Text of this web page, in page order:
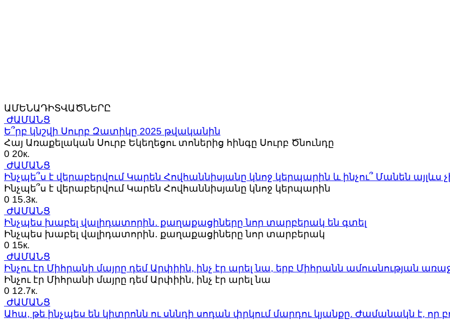
ԱՄԵՆԱԴԻՏՎԱԾՆԵՐԸ
ԺԱՄԱՆՑ
Ե՞րբ կնշվի Սուրբ Զատիկը 2025 թվականին
Հայ Առաքելական Սուրբ Եկեղեցու տոներից հինգը Սուրբ Ծնունդը
0 20к.
ԺԱՄԱՆՑ
Ինչպե՞ս է վերաբերվում Կարեն Հովհաննիսյանը կնոջ կերպարին և ինչու՞ Մանեն
Ինչպե՞ս է վերաբերվում Կարեն Հովհաննիսյանը կնոջ կերպարին
0 15.3к.
ԺԱՄԱՆՑ
Ինչպես խաբել վալիդատորին․ քաղաքացիները նոր տարբերակ են գտել
Ինչպես խաբել վալիդատորին․ քաղաքացիները նոր տարբերակ
0 15к.
ԺԱՄԱՆՑ
Ինչու էր Միհրանի մայրը դեմ Արփիին, ինչ էր արել նա, երբ Միհրանն ամուսնության
Ինչու էր Միհրանի մայրը դեմ Արփիին, ինչ էր արել նա
0 12.7к.
ԺԱՄԱՆՑ
Ահա, թե ինչպես են կիտրոնն ու սննդի սոդան փրկում մարդու կյանքը. Ժամանակն է, որ